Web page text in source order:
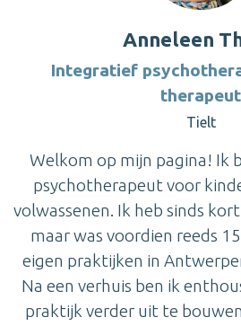
Anneleen
Integratief
therapeut
Tielt
Welkom op mijn pagina! Ik
psychotherapeut voor
volwassenen. Ik heb sinds
maar was voordien reeds
eigen praktijken in
Na een verhuis ben ik
praktijk verder uit te